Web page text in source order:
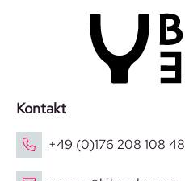
Kontakt
+49 (0)176 208 108 48